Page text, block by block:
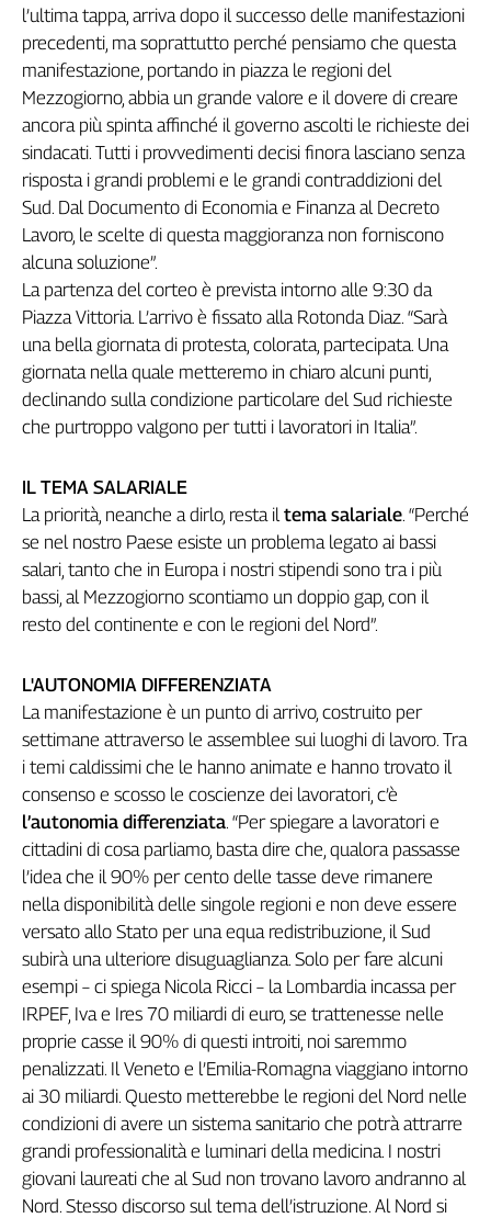
ragione
120
anni
Cgil
Collettiva
Academy
Collettiva
Play
Rubriche
Collettiva
Talk
settimana
Collettiva
Girasoli
Il
Linea
Economica
Tech
Inserti
Diffusa
InFlai
Le
tv
Work
Progress
L'Italia
nel
Lavoro
Territori
Abruzzo-
Molise
Alto
Adige
Basilicata
Calabria
Campania
l’ultima tappa, arriva dopo il successo delle manifestazioni
precedenti, ma soprattutto perché pensiamo che questa
manifestazione, portando in piazza le regioni del
Mezzogiorno, abbia un grande valore e il dovere di creare
ancora più spinta affinché il governo ascolti le richieste dei
sindacati. Tutti i provvedimenti decisi finora lasciano senza
risposta i grandi problemi e le grandi contraddizioni del
Sud. Dal Documento di Economia e Finanza al Decreto
Lavoro, le scelte di questa maggioranza non forniscono
alcuna soluzione”.
La partenza del corteo è prevista intorno alle 9:30 da
Piazza Vittoria. L’arrivo è fissato alla Rotonda Diaz. “Sarà
una bella giornata di protesta, colorata, partecipata. Una
giornata nella quale metteremo in chiaro alcuni punti,
declinando sulla condizione particolare del Sud richieste
che purtroppo valgono per tutti i lavoratori in Italia”.
IL TEMA SALARIALE
La priorità, neanche a dirlo, resta iltema salariale. “Perché
se nel nostro Paese esiste un problema legato ai bassi
salari, tanto che in Europa i nostri stipendi sono tra i più
bassi, al Mezzogiorno scontiamo un doppio gap, con il
resto del continente e con le regioni del Nord”.
L'AUTONOMIA DIFFERENZIATA
La manifestazione è un punto di arrivo, costruito per
settimane attraverso le assemblee sui luoghi di lavoro. Tra
i temi caldissimi che le hanno animate e hanno trovato il
consenso e scosso le coscienze dei lavoratori, c’è
l’autonomia differenziata. “Per spiegare a lavoratori e
cittadini di cosa parliamo, basta dire che, qualora passasse
l’idea che il 90% per cento delle tasse deve rimanere
nella disponibilità delle singole regioni e non deve essere
versato allo Stato per una equa redistribuzione, il Sud
subirà una ulteriore disuguaglianza. Solo per fare alcuni
esempi – ci spiega Nicola Ricci – la Lombardia incassa per
IRPEF, Iva e Ires 70 miliardi di euro, se trattenesse nelle
proprie casse il 90% di questi introiti, noi saremmo
penalizzati. Il Veneto e l’Emilia-Romagna viaggiano intorno
ai 30 miliardi. Questo metterebbe le regioni del Nord nelle
condizioni di avere un sistema sanitario che potrà attrarre
grandi professionalità e luminari della medicina. I nostri
giovani laureati che al Sud non trovano lavoro andranno al
Nord. Stesso discorso sul tema dell’istruzione. Al Nord si